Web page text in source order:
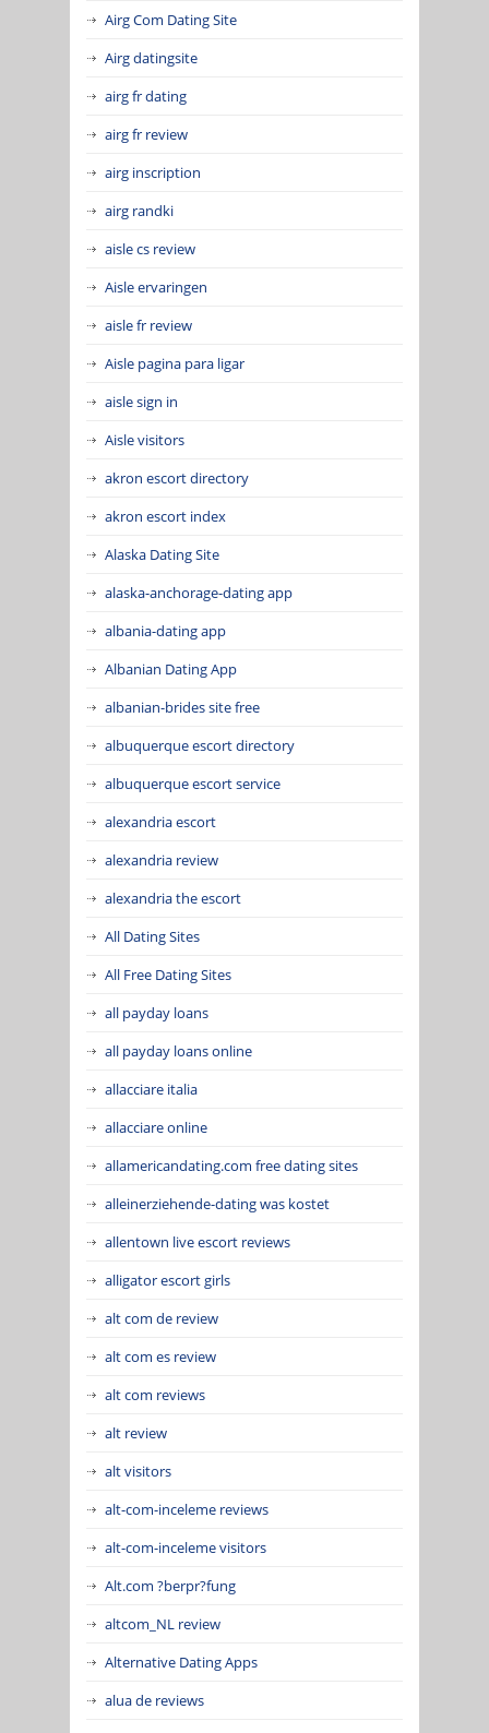
Airg Com Dating Site
Airg datingsite
airg fr dating
airg fr review
airg inscription
airg randki
aisle cs review
Aisle ervaringen
aisle fr review
Aisle pagina para ligar
aisle sign in
Aisle visitors
akron escort directory
akron escort index
Alaska Dating Site
alaska-anchorage-dating app
albania-dating app
Albanian Dating App
albanian-brides site free
albuquerque escort directory
albuquerque escort service
alexandria escort
alexandria review
alexandria the escort
All Dating Sites
All Free Dating Sites
all payday loans
all payday loans online
allacciare italia
allacciare online
allamericandating.com free dating sites
alleinerziehende-dating was kostet
allentown live escort reviews
alligator escort girls
alt com de review
alt com es review
alt com reviews
alt review
alt visitors
alt-com-inceleme reviews
alt-com-inceleme visitors
Alt.com ?berpr?fung
altcom_NL review
Alternative Dating Apps
alua de reviews